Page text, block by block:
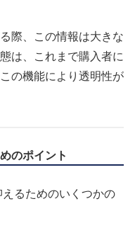
際、この情報は大きな
は、これまで購入者に
の機能により透明性が
のポイント
るためのいくつかの